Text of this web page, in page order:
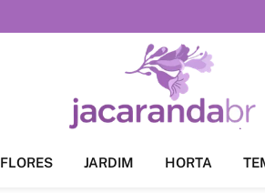
FLORES JARDIM HORTA